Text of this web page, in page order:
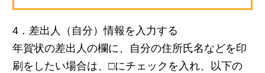
4．差出人（自分）情報を入力する
年賀状の差出人の欄に、自分の住所氏名などを印
刷をしたい場合は、□にチェックを入れ、以下の